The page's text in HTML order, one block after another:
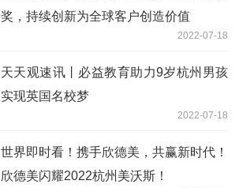
奖，持续创新为全球客户创造价值
2022-07-18
天天观速讯丨必益教育助力9岁杭州男孩
实现英国名校梦
2022-07-18
世界即时看！携手欣德美，共赢新时代！
欣德美闪耀2022杭州美沃斯！